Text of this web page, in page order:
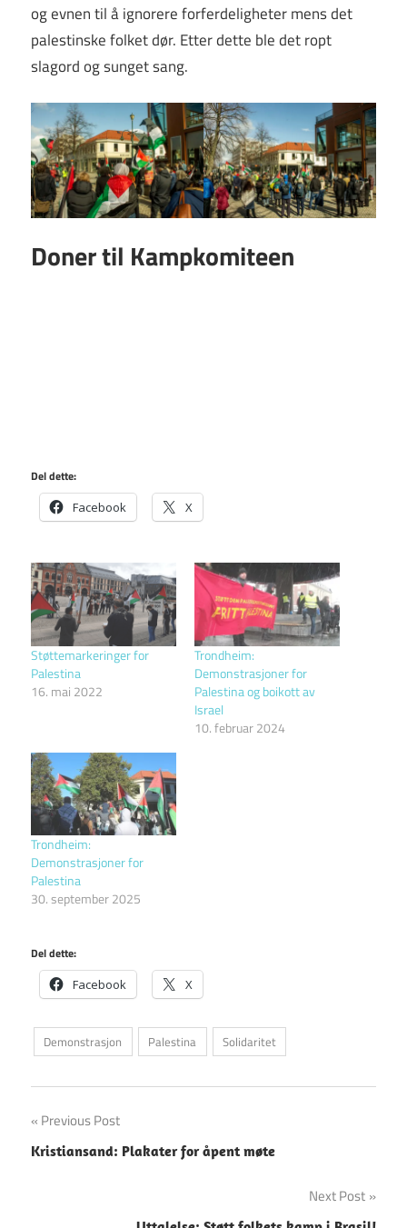
og evnen til å ignorere forferdeligheter mens det
palestinske folket dør. Etter dette ble det ropt
slagord og sunget sang.
Doner til Kampkomiteen
Del dette:
Facebook X
Støttemarkeringer for
Palestina
16. mai 2022
Trondheim:
Demonstrasjoner for
Palestina og boikott av
Israel
10. februar 2024
Trondheim:
Demonstrasjoner for
Palestina
30. september 2025
Del dette:
Facebook X
Demonstrasjon Palestina Solidaritet
Innleggsnavigasjon
Previous Post
Kristiansand: Plakater for åpent møte
Next Post